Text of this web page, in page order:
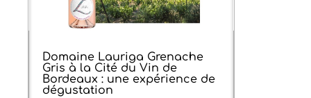
Domaine Lauriga Grenache
Gris à la Cité du Vin de
Bordeaux : une expérience de
dégustation